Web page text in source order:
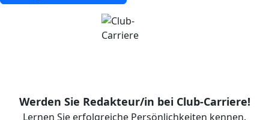
Werden Sie Redakteur/in bei Club-Carriere!
Lernen Sie erfolgreiche Persönlichkeiten kennen.